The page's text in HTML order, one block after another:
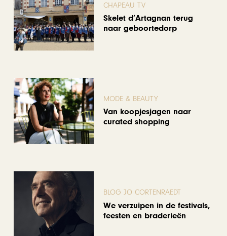
CHAPEAU TV
Skelet d’Artagnan terug
naar geboortedorp
MODE & BEAUTY
Van koopjesjagen naar
curated shopping
BLOG JO CORTENRAEDT
We verzuipen in de festivals,
feesten en braderieën